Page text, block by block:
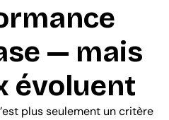
— mais
évoluent
plus seulement un critère